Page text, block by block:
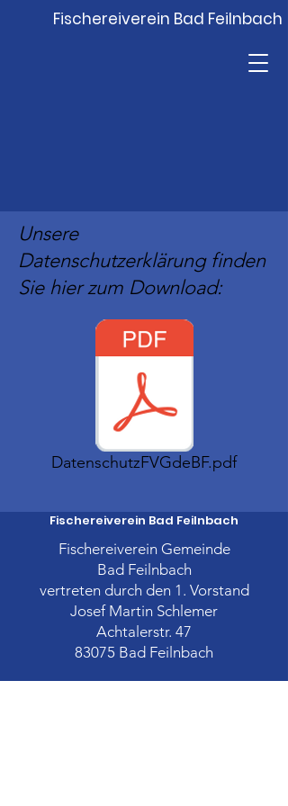
Fischereiverein Bad Feilnbach
Unsere
Datenschutzerklärung finden
Sie hier zum Download:
DatenschutzFVGdeBF.pdf
Fischereiverein Bad Feilnbach
Fischereiverein Gemeinde
Bad Feilnbach
vertreten durch den 1. Vorstand
Josef Martin Schlemer
Achtalerstr. 47
83075 Bad Feilnbach